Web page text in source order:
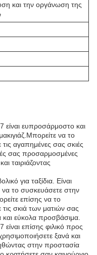
και την οργάνωση της
ευπροσάρμοστο και
να το
αγαπημένες σας σκιές
σας προσαρμοσμένες
ταιριάζοντας
για ταξίδια. Είναι
να το συσκευάσετε στην
επίσης να το
σκιά των ματιών σας
εύκολα προσβάσιμα.
επίσης φιλικό προς
ξανά και
στην προστασία